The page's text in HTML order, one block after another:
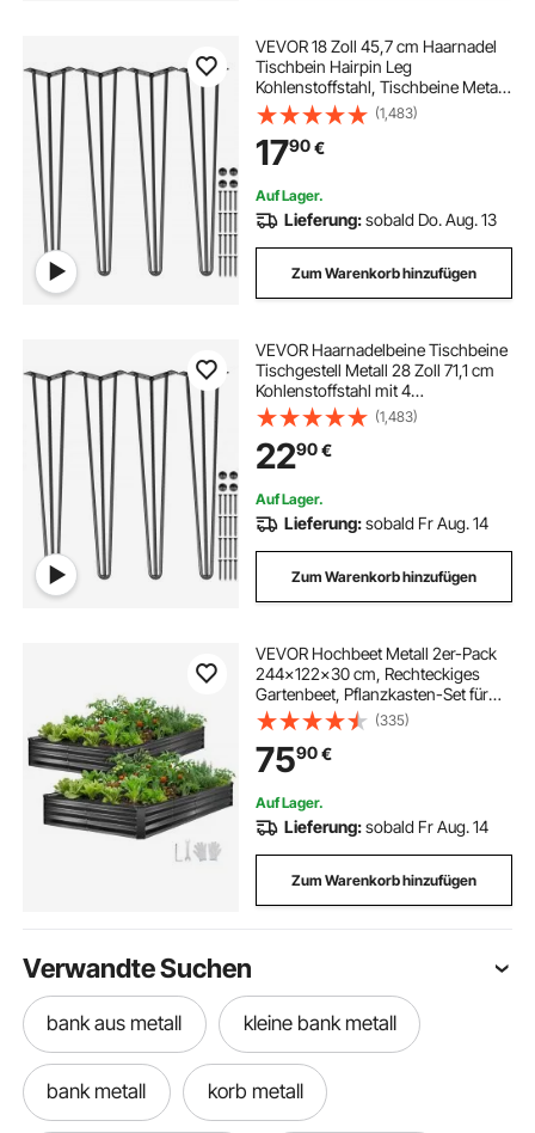
VEVOR 18 Zoll 45,7 cm Haarnadel
Tischbein Hairpin Leg
Kohlenstoffstahl, Tischbeine Metall
Schwarz 4 Stücke, Möbelfüße
Verstellbar Austauschbare DIY,
Hairpin Tischbeine 3 Pfosten, mit 4
Gummibodenfüße
(1,483)
1790€
Auf Lager.
Lieferung:sobald Do. Aug. 13
Zum Warenkorb hinzufügen
VEVOR Haarnadelbeine Tischbeine
Tischgestell Metall 28 Zoll 71,1 cm
Kohlenstoffstahl mit 4
Gummibodenfüßen Metall Schwarz
4 Stück verstellbar
(1,483)
2290€
Auf Lager.
Lieferung:sobald Fr Aug. 14
Zum Warenkorb hinzufügen
VEVOR Hochbeet Metall 2er-Pack
244x122x30 cm, Rechteckiges
Gartenbeet, Pflanzkasten-Set für
den Außenbereich, Gemüsebeet mit
Handschuhen, Blumenbeet,
Pflanzbeet für Blumen & Gemüse
(335)
7590€
Auf Lager.
Lieferung:sobald Fr Aug. 14
Zum Warenkorb hinzufügen
Verwandte Suchen
bank aus metall kleine bank metall
bank metall korb metall